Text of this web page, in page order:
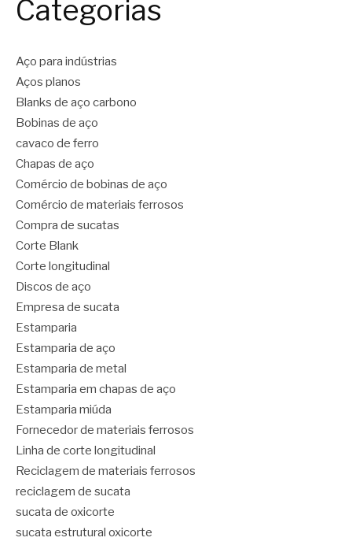
Categorias
Aço para indústrias
Aços planos
Blanks de aço carbono
Bobinas de aço
cavaco de ferro
Chapas de aço
Comércio de bobinas de aço
Comércio de materiais ferrosos
Compra de sucatas
Corte Blank
Corte longitudinal
Discos de aço
Empresa de sucata
Estamparia
Estamparia de aço
Estamparia de metal
Estamparia em chapas de aço
Estamparia miúda
Fornecedor de materiais ferrosos
Linha de corte longitudinal
Reciclagem de materiais ferrosos
reciclagem de sucata
sucata de oxicorte
sucata estrutural oxicorte